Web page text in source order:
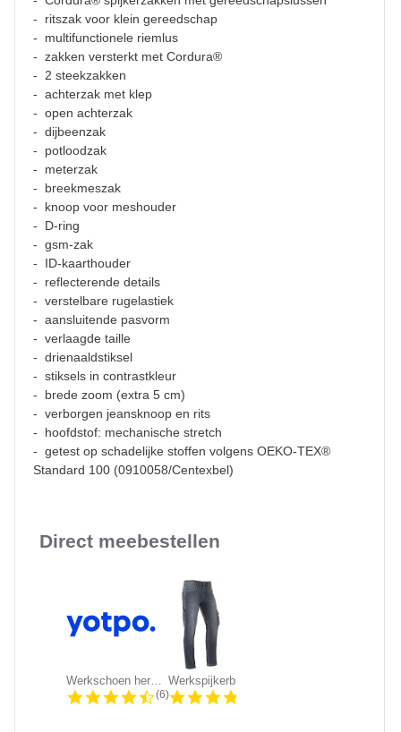
- ritszak voor klein gereedschap
- multifunctionele riemlus
- zakken versterkt met Cordura®
- 2 steekzakken
- achterzak met klep
- open achterzak
- dijbeenzak
- potloodzak
- meterzak
- breekmeszak
- knoop voor meshouder
- D-ring
- gsm-zak
- ID-kaarthouder
- reflecterende details
- verstelbare rugelastiek
- aansluitende pasvorm
- verlaagde taille
- drienaaldstiksel
- stiksels in contrastkleur
- brede zoom (extra 5 cm)
- verborgen jeansknoop en rits
- hoofdstof: mechanische stretch
- getest op schadelijke stoffen volgens OEKO-TEX®
Standard 100 (0910058/Centexbel)
Slideshow
Direct meebestellen
Werkschoen heren Grisport 803/703 |...
4.5 star rating
(6)